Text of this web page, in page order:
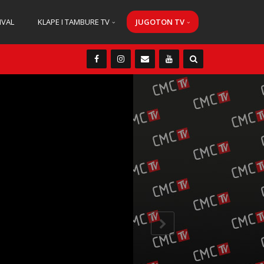
KLAPE I TAMBURE TV JUGOTON TV